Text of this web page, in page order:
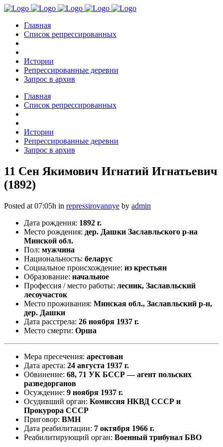
Главная
Список репрессированных
Истории
Репрессированные деревни
Запрос в архив
Главная
Список репрессированных
Истории
Репрессированные деревни
Запрос в архив
11 Сен Якимович Игнатий Игнатьевич
(1892)
Posted at 07:05h in repressirovannye by admin
Дата рождения: 1892 г.
Место рождения: дер. Дашки Заславльского р-на
Минской обл.
Пол: мужчина
Национальность: беларус
Социальное происхождение: из крестьян
Образование: начальное
Профессия / место работы: лесник, Заславльский
лесоучасток
Место проживания: Минская обл., Заславльский р-н,
дер. Дашки
Дата расстрела: 26 ноября 1937 г.
Место смерти: Орша
Мера пресечения: арестован
Дата ареста: 24 августа 1937 г.
Обвинение: 68, 71 УК БССР — агент польских
разведорганов
Осуждение: 9 ноября 1937 г.
Осудивший орган: Комиссия НКВД СССР и
Прокурора СССР
Приговор: ВМН
Дата реабилитации: 7 октября 1966 г.
Реабилитирующий орган: Военный трибунал БВО